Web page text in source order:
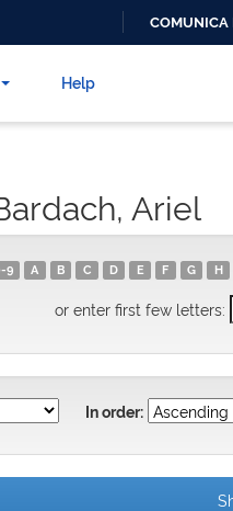
COMUNICA
Help
Ariel
9 A B C D E F G H
or enter first few letters:
In order: